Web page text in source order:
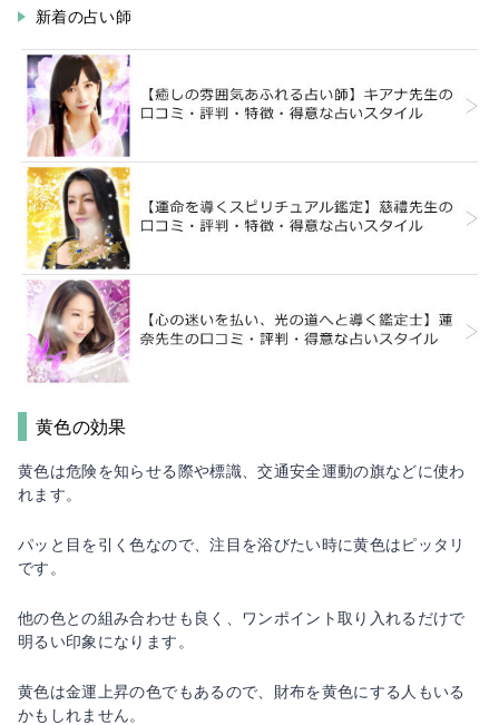
新着の占い師
黄色の効果
黄色は危険を知らせる際や標識、交通安全運動の旗などに使わ
れます。
パッと目を引く色なので、注目を浴びたい時に黄色はピッタリ
です。
他の色との組み合わせも良く、ワンポイント取り入れるだけで
明るい印象になります。
黄色は金運上昇の色でもあるので、財布を黄色にする人もいる
かもしれません。